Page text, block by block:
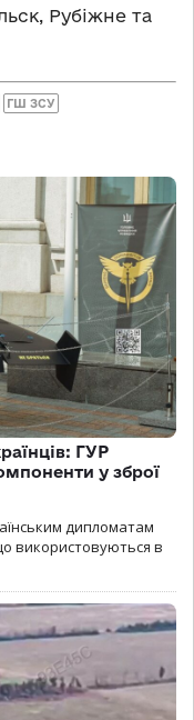
Рубіжне та
ГШ ЗСУ
ГУР
у зброї
дипломатам
використовуються в